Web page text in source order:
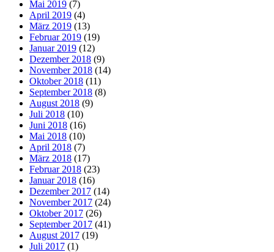
Mai 2019 (7)
April 2019 (4)
März 2019 (13)
Februar 2019 (19)
Januar 2019 (12)
Dezember 2018 (9)
November 2018 (14)
Oktober 2018 (11)
September 2018 (8)
August 2018 (9)
Juli 2018 (10)
Juni 2018 (16)
Mai 2018 (10)
April 2018 (7)
März 2018 (17)
Februar 2018 (23)
Januar 2018 (16)
Dezember 2017 (14)
November 2017 (24)
Oktober 2017 (26)
September 2017 (41)
August 2017 (19)
Juli 2017 (1)